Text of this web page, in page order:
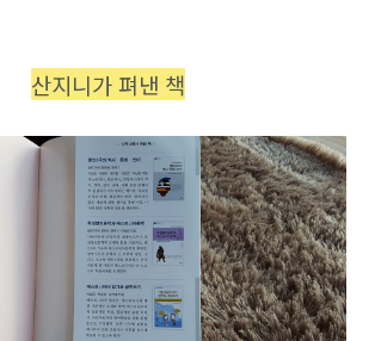
산지니가 펴낸 책